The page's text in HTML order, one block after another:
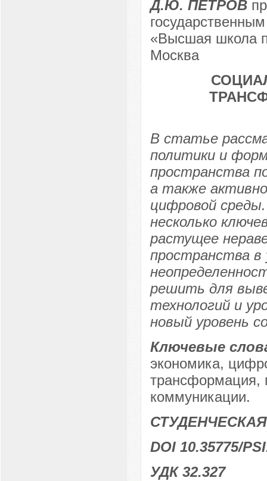
Д.Ю. ПЕТРОВ
«Высшая школа
Москва
В статье
политики и
пространства
а также
цифровой
несколько
растущее
пространства в
решить для
технологий и
новый уровень
Ключевые
экономика,
трансформация,
коммуникации.
DOI 10.35775/
УДК 32.327